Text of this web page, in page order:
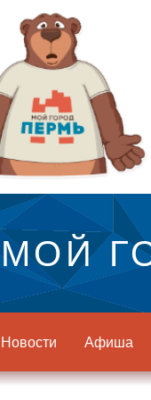
МОЙ
Новости Афиша